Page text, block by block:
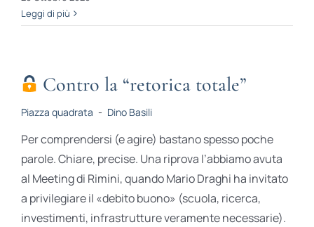
Leggi di più
Contro la “retorica totale”
Piazza quadrata - Dino Basili
Per comprendersi (e agire) bastano spesso poche
parole. Chiare, precise. Una riprova l’abbiamo avuta
al Meeting di Rimini, quando Mario Draghi ha invitato
a privilegiare il «debito buono» (scuola, ricerca,
investimenti, infrastrutture veramente necessarie).